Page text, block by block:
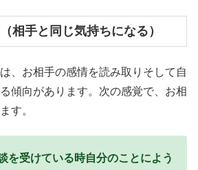
相手と同じ気持ちになる）
、お相手の感情を読み取りそして自
傾向があります。次の感覚で、お相
す。
を受けている時自分のことによう